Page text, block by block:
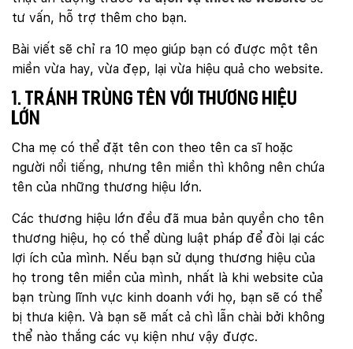
tư vấn, hỗ trợ thêm cho bạn.
Bài viết sẽ chỉ ra 10 mẹo giúp bạn có được một tên
miền vừa hay, vừa đẹp, lại vừa hiệu quả cho website.
1. Tránh trùng tên với thương hiệu
lớn
Cha mẹ có thể đặt tên con theo tên ca sĩ hoặc
người nổi tiếng, nhưng tên miền thì không nên chứa
tên của những thương hiệu lớn.
Các thương hiệu lớn đều đã mua bản quyền cho tên
thương hiệu, họ có thể dùng luật pháp để đòi lại các
lợi ích của mình. Nếu bạn sử dụng thương hiệu của
họ trong tên miền của mình, nhất là khi website của
bạn trùng lĩnh vực kinh doanh với họ, bạn sẽ có thể
bị thưa kiện. Và bạn sẽ mất cả chì lẫn chài bởi không
thể nào thắng các vụ kiện như vậy được.